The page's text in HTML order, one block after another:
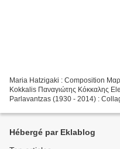
Maria Hatzigaki : Composition
Kokkalis Παναγιώτης Κόκκαλης
Parlavantzas (1930 - 2014) :
Hébergé par Eklablog